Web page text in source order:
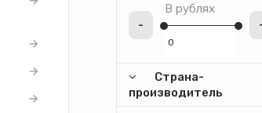
-
В рублях
Страна-
производитель